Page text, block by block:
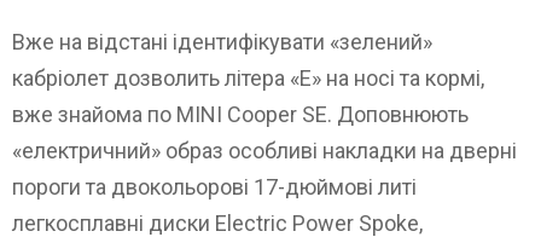
Вже на відстані ідентифікувати «зелений»
кабріолет дозволить літера «Е» на носі та кормі,
вже знайома по MINI Cooper SE. Доповнюють
«електричний» образ особливі накладки на дверні
пороги та двокольорові 17-дюймові литі
легкосплавні диски Electric Power Spoke,